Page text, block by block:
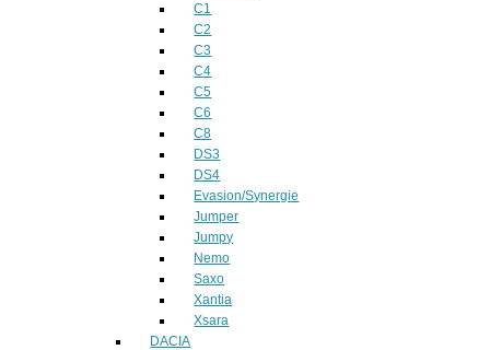
C1
C2
C3
C4
C5
C6
C8
DS3
DS4
Evasion/Synergie
Jumper
Jumpy
Nemo
Saxo
Xantia
Xsara
DACIA